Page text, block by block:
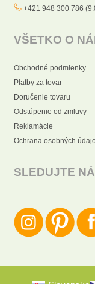
+421 948 300 786
VŠETKO O
Obchodné podmienky
Platby za tovar
Doručenie tovaru
Odstúpenie od zmluvy
Reklamácie
Ochrana osobných
SLEDUJTE